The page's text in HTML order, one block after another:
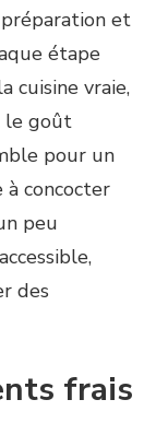
et
étape
cuisine vraie,
le goût
pour un
à concocter
peu
des
frais